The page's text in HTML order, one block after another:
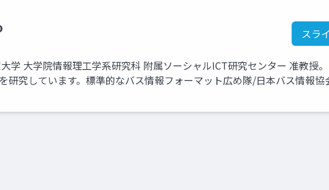
スラ
学 大学院情報理工学系研究科 附属ソーシャルICT研究センター 准教授
研究しています。標準的なバス情報フォーマット広め隊/日本バス情報協